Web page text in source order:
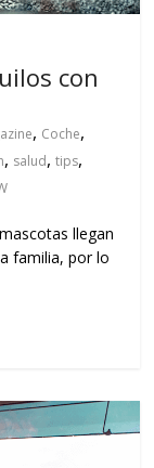
con
, Coche,
, salud,tips,
llegan
familia, por lo